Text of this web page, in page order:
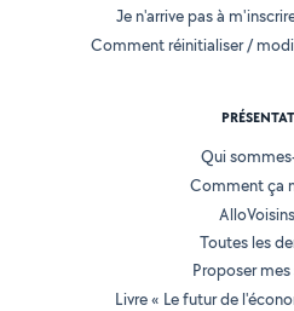
Je n'arrive pas à
Comment réinitialiser /
Qui
Comment ça
Toutes les
Proposer mes
Livre « Le futur de